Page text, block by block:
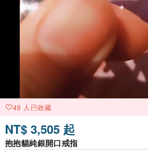
49 人已收藏
NT$ 3,505 起
抱抱貓純銀開口戒指